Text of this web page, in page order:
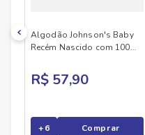
Algodão Johnson's Baby
Recém Nascido com 100
R$ 57,90
+6 Comprar